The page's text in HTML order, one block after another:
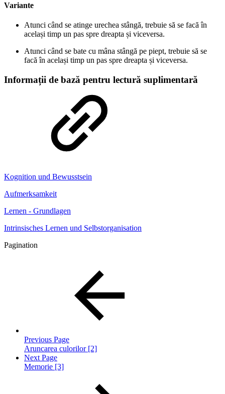
Variante
Atunci când se atinge urechea stângă, trebuie să se facă în
același timp un pas spre dreapta și viceversa.
Atunci când se bate cu mâna stângă pe piept, trebuie să se
facă în același timp un pas spre dreapta și viceversa.
Informații de bază pentru lectură suplimentară
Kognition und Bewusstsein
Aufmerksamkeit
Lernen - Grundlagen
Intrinsisches Lernen und Selbstorganisation
Pagination
Previous Page
Aruncarea culorilor [2]
Next Page
Memorie [3]